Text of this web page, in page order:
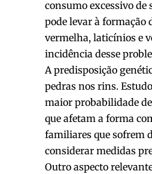
consumo excessivo de
pode levar à formação
vermelha, laticínios e
incidência desse
A predisposição
pedras nos rins.
maior probabilidade
que afetam a forma
familiares que sofrem
considerar medidas
Outro aspecto